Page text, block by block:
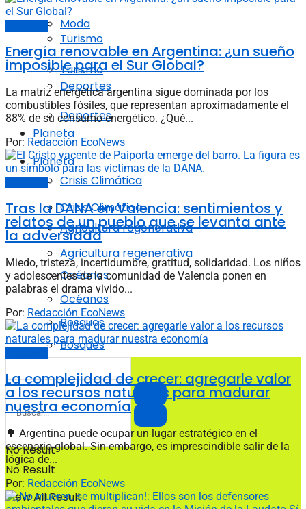
Turismo
Deportes
Planeta
Crisis Climática
Agricultura regenerativa
Océanos
Bosques
No Result
View All Result
Moda
Turismo
Deportes
Planeta
Crisis Climática
Agricultura regenerativa
Océanos
Bosques
No Result
Energía renovable en Argentina: ¿un sueño
imposible para el Sur Global?
La matriz energética argentina sigue dominada por los
combustibles fósiles, que representan aproximadamente el
88% de su consumo energético. ¿Qué...
Por: Redacción EcoNews
Tras la DANA en Valencia: sentimientos y
relatos de un pueblo que se levanta ante
la adversidad
Miedo, tristeza, incertidumbre, gratitud, solidaridad. Los niños
y adolescentes de la comunidad de Valencia ponen en
palabras el drama vivido...
Por: Redacción EcoNews
La complejidad de crecer: agregarle valor
a los recursos naturales para madurar
nuestra economía
🌳 Argentina puede ocupar un lugar estratégico en el
escenario global. Sin embargo, es imprescindible salir de la
lógica de...
Por: Redacción EcoNews